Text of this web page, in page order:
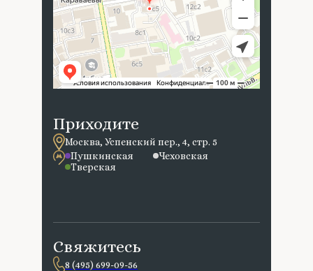
Свяжитесь
8 (495) 699-09-56
Приходите
Москва, Успенский пер., 4, стр. 5
Пушкинская
Чеховская
Тверская